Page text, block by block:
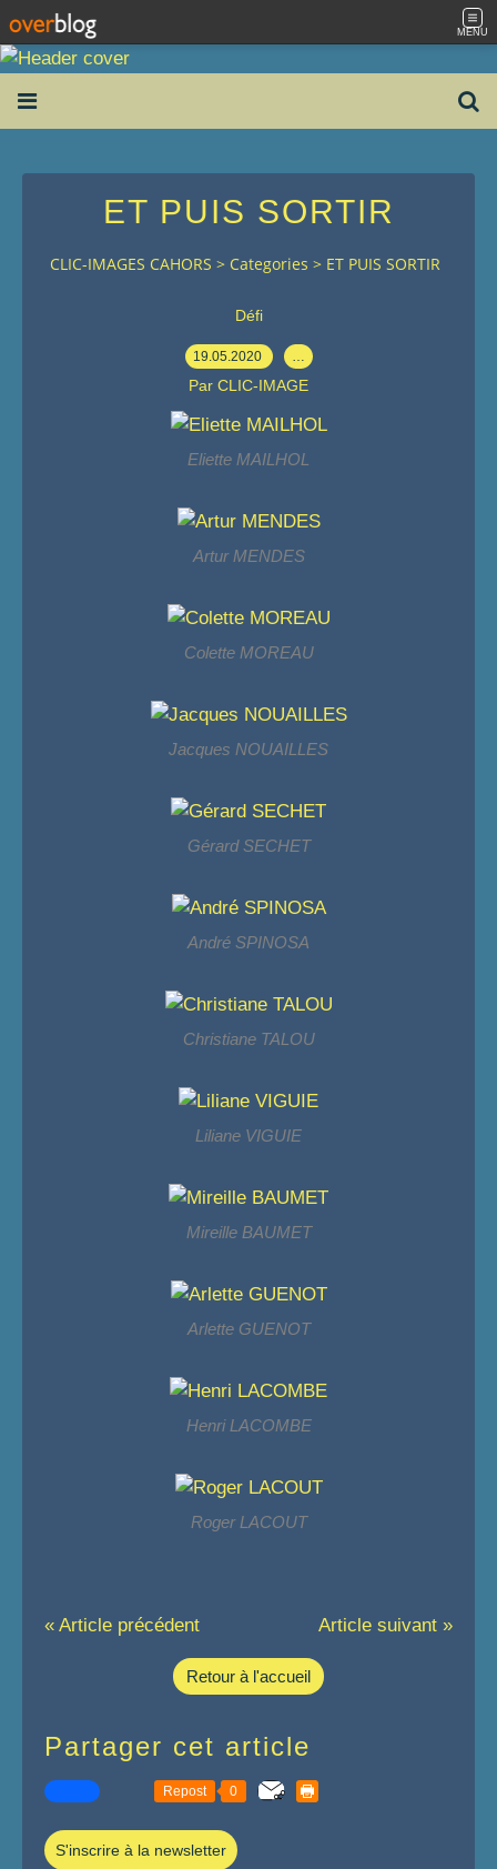
MENU
ET PUIS SORTIR
CLIC-IMAGES CAHORS > Categories > ET PUIS SORTIR
Défi
19.05.2020
Par CLIC-IMAGE
Eliette MAILHOL
Artur MENDES
Colette MOREAU
Jacques NOUAILLES
Gérard SECHET
André SPINOSA
Christiane TALOU
Liliane VIGUIE
Mireille BAUMET
Arlette GUENOT
Henri LACOMBE
Roger LACOUT
« Article précédent Article suivant »
Retour à l'accueil
Partager cet article
Repost 0
S'inscrire à la newsletter